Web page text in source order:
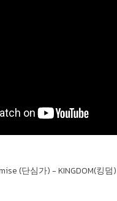
(단심가) - KINGDOM(킹덤)